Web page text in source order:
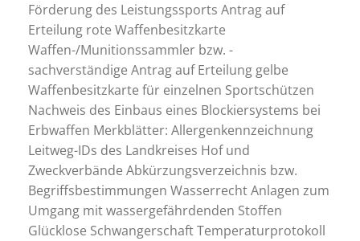
Förderung des Leistungssports Antrag auf
Erteilung rote Waffenbesitzkarte
Waffen-/Munitionssammler bzw. -
sachverständige Antrag auf Erteilung gelbe
Waffenbesitzkarte für einzelnen Sportschützen
Nachweis des Einbaus eines Blockiersystems bei
Erbwaffen Merkblätter: Allergenkennzeichnung
Leitweg-IDs des Landkreises Hof und
Zweckverbände Abkürzungsverzeichnis bzw.
Begriffsbestimmungen Wasserrecht Anlagen zum
Umgang mit wassergefährdenden Stoffen
Glücklose Schwangerschaft Temperaturprotokoll